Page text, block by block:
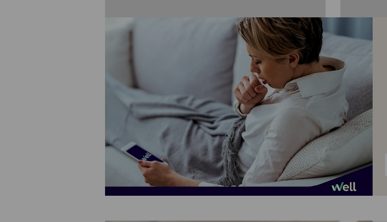
Hallux Valgus
Hals-Nasen-Ohren-Heilkunde
(HNO)
Hämatologie
Hepatobiliärchirurgie
(Leberchirurgie)
Hernien (Leistenbrüche)